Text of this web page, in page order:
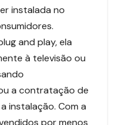
instalada no
and play, ela
à televisão ou
a contratação de
instalação. Com a
por menos